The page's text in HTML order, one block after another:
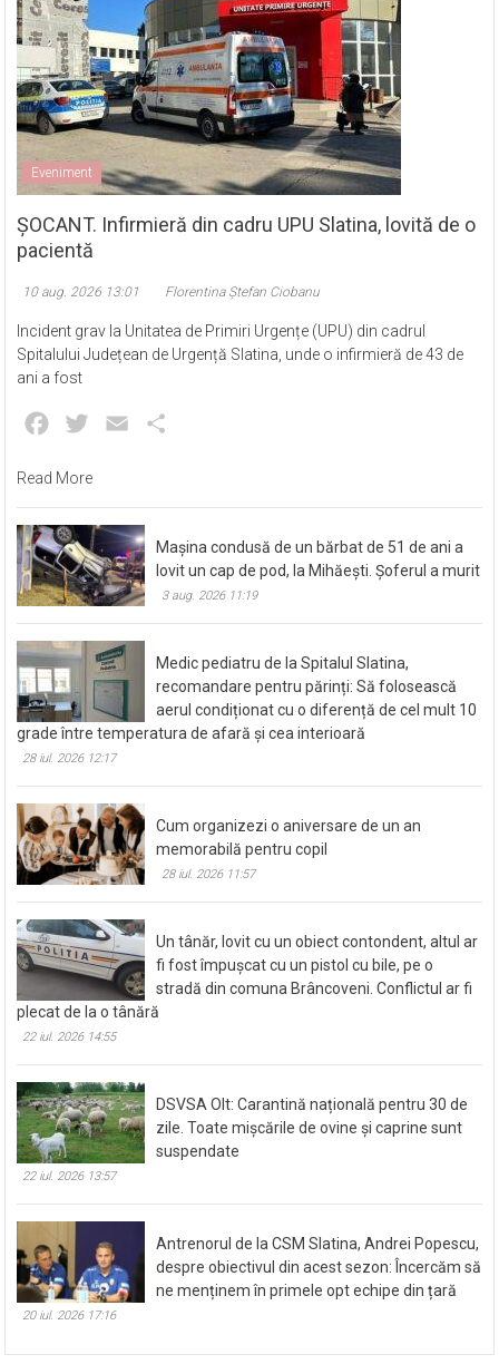
Eveniment
ȘOCANT. Infirmieră din cadru UPU Slatina, lovită de o
pacientă
10 aug. 2026 13:01 Florentina Ștefan Ciobanu
Incident grav la Unitatea de Primiri Urgențe (UPU) din cadrul
Spitalului Județean de Urgență Slatina, unde o infirmieră de 43 de
ani a fost
Facebook
Twitter Email
Read More
Mașina condusă de un bărbat de 51 de ani a
lovit un cap de pod, la Mihăești. Șoferul a murit
3 aug. 2026 11:19
Medic pediatru de la Spitalul Slatina,
recomandare pentru părinți: Să folosească
aerul condiționat cu o diferență de cel mult 10
grade între temperatura de afară și cea interioară
28 iul. 2026 12:17
Cum organizezi o aniversare de un an
memorabilă pentru copil
28 iul. 2026 11:57
Un tânăr, lovit cu un obiect contondent, altul ar
fi fost împușcat cu un pistol cu bile, pe o
stradă din comuna Brâncoveni. Conflictul ar fi
plecat de la o tânără
22 iul. 2026 14:55
DSVSA Olt: Carantină națională pentru 30 de
zile. Toate mișcările de ovine și caprine sunt
suspendate
22 iul. 2026 13:57
Antrenorul de la CSM Slatina, Andrei Popescu,
despre obiectivul din acest sezon: Încercăm să
ne menținem în primele opt echipe din țară
20 iul. 2026 17:16